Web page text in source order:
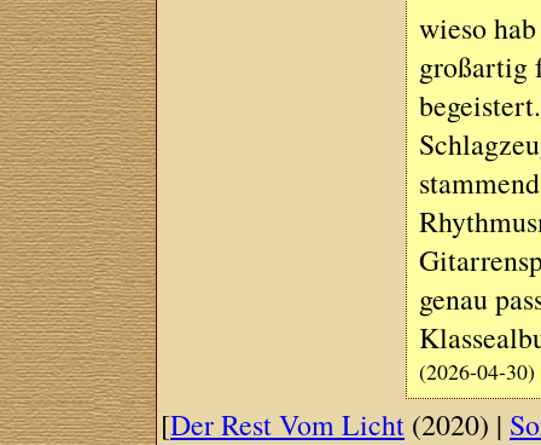
wieso
großartig
genau
(2026-04-30)
[Der Rest Vom Licht (2020) |